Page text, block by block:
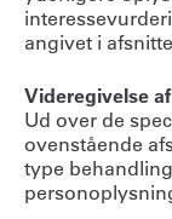
angivet i
Videregivelse
Ud over de
ovenstående
type